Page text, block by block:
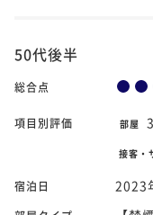
50代後半
総合点
項目別評価 部屋 3
接客・
宿泊日 2023